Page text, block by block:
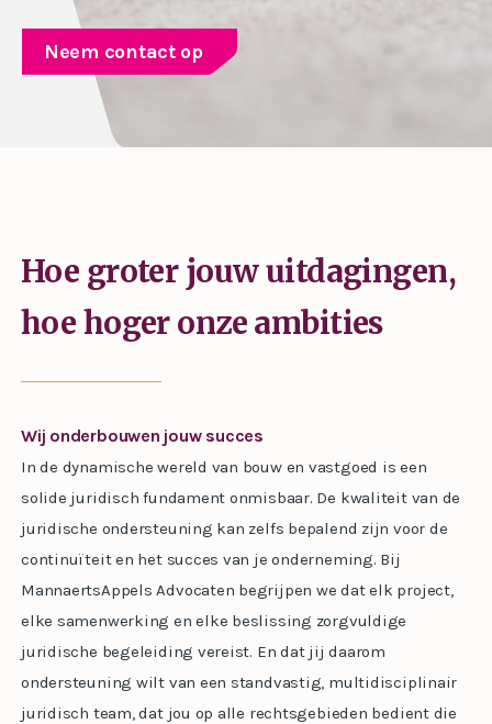
Neem contact op
Hoe groter jouw uitdagingen,
hoe hoger onze ambities
Wij onderbouwen jouw succes
In de dynamische wereld van bouw en vastgoed is een
solide juridisch fundament onmisbaar. De kwaliteit van de
juridische ondersteuning kan zelfs bepalend zijn voor de
continuïteit en het succes van je onderneming. Bij
MannaertsAppels Advocaten begrijpen we dat elk project,
elke samenwerking en elke beslissing zorgvuldige
juridische begeleiding vereist. En dat jij daarom
ondersteuning wilt van een standvastig, multidisciplinair
juridisch team, dat jou op alle rechtsgebieden bedient die